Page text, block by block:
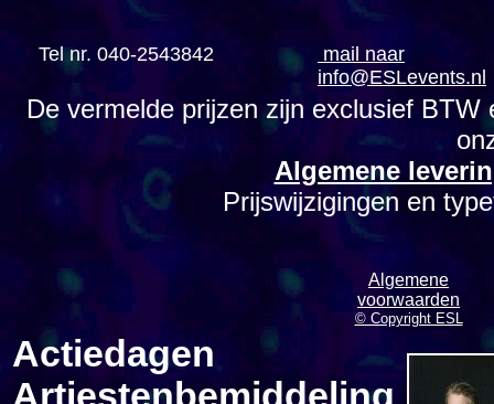
Tel nr. 040-2543842
mail naar
info@ESLevents.nl
De vermelde prijzen zijn exclusief
Algemene
Prijswijzigingen en
Algemene
voorwaarden
© Copyright ESL
Actiedagen
Artiestenbemiddeling